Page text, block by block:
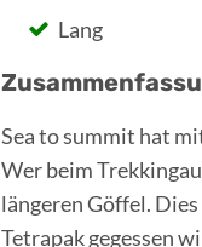
Lang
Sea to summit hat
Wer beim
längeren Göffel.
Tetrapak gegessen